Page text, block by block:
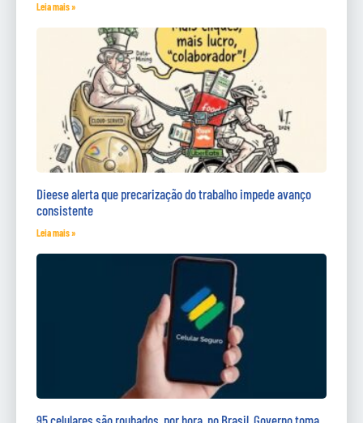
Leia mais »
Dieese alerta que precarização do trabalho impede avanço
consistente
Leia mais »